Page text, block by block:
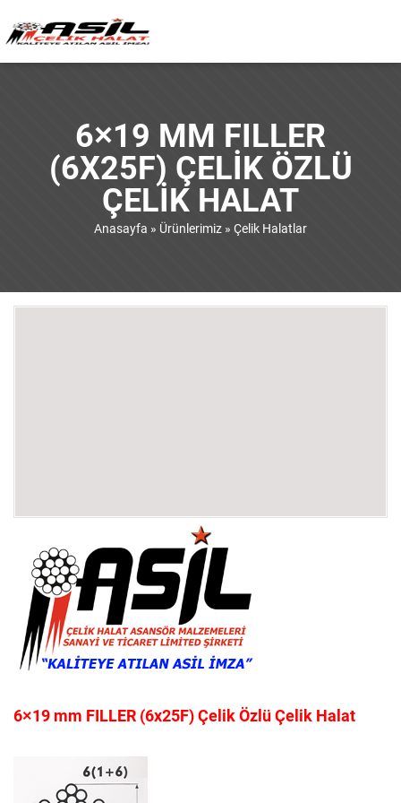
6×19 MM FILLER
(6X25F) ÇELIK ÖZLÜ
ÇELIK HALAT
Anasayfa » Ürünlerimiz » Çelik Halatlar
6×19 mm FILLER (6x25F) Çelik Özlü Çelik Halat